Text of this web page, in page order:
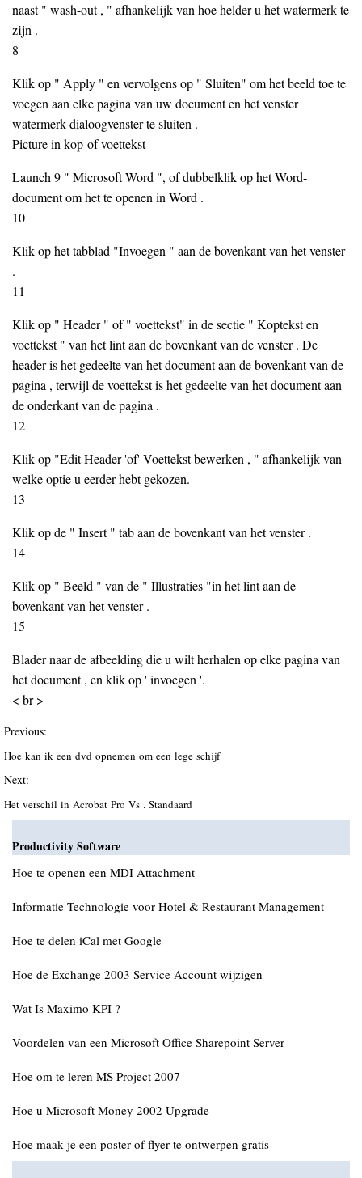
naast " wash-out , " afhankelijk van hoe helder u het watermerk te
zijn .
8
Klik op " Apply " en vervolgens op " Sluiten" om het beeld toe te
voegen aan elke pagina van uw document en het venster
watermerk dialoogvenster te sluiten .
Picture in kop-of voettekst
Launch 9 " Microsoft Word ", of dubbelklik op het Word-
document om het te openen in Word .
10
Klik op het tabblad "Invoegen " aan de bovenkant van het venster
.
11
Klik op " Header " of " voettekst" in de sectie " Koptekst en
voettekst " van het lint aan de bovenkant van de venster . De
header is het gedeelte van het document aan de bovenkant van de
pagina , terwijl de voettekst is het gedeelte van het document aan
de onderkant van de pagina .
12
Klik op "Edit Header 'of' Voettekst bewerken , " afhankelijk van
welke optie u eerder hebt gekozen.
13
Klik op de " Insert " tab aan de bovenkant van het venster .
14
Klik op " Beeld " van de " Illustraties "in het lint aan de
bovenkant van het venster .
15
Blader naar de afbeelding die u wilt herhalen op elke pagina van
het document , en klik op ' invoegen '.
< br >
Previous:
Hoe kan ik een dvd opnemen om een lege schijf
Next:
Het verschil in Acrobat Pro Vs . Standaard
Productivity Software
Hoe te openen een MDI Attachment
Informatie Technologie voor Hotel & Restaurant Management
Hoe te delen iCal met Google
Hoe de Exchange 2003 Service Account wijzigen
Wat Is Maximo KPI ?
Voordelen van een Microsoft Office Sharepoint Server
Hoe om te leren MS Project 2007
Hoe u Microsoft Money 2002 Upgrade
Hoe maak je een poster of flyer te ontwerpen gratis